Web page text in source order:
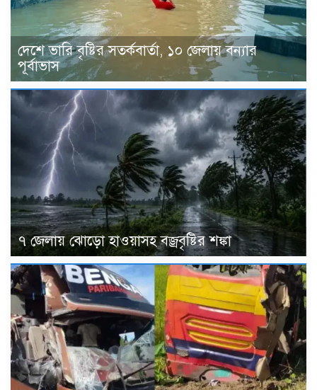
দেশে ভারি বৃষ্টির সতর্কবার্তা, ১০ জেলায় বন্যার
পূর্বাভাস
৭ জেলায় ঝোড়ো হাওয়াসহ বজ্রবৃষ্টির শঙ্কা